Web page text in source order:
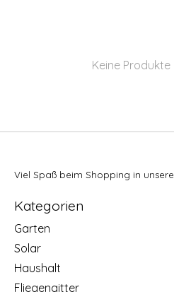
Keine
Viel Spaß beim Shopping in
Kategorien
Garten
Solar
Haushalt
Fliegengitter